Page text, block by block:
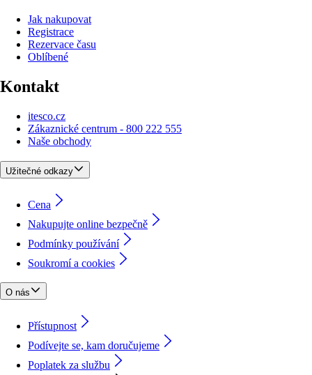
Jak nakupovat
Registrace
Rezervace času
Oblíbené
Kontakt
itesco.cz
Zákaznické centrum - 800 222 555
Naše obchody
Užitečné odkazy
Cena
Nakupujte online bezpečně
Podmínky používání
Soukromí a cookies
O nás
Přístupnost
Podívejte se, kam doručujeme
Poplatek za službu